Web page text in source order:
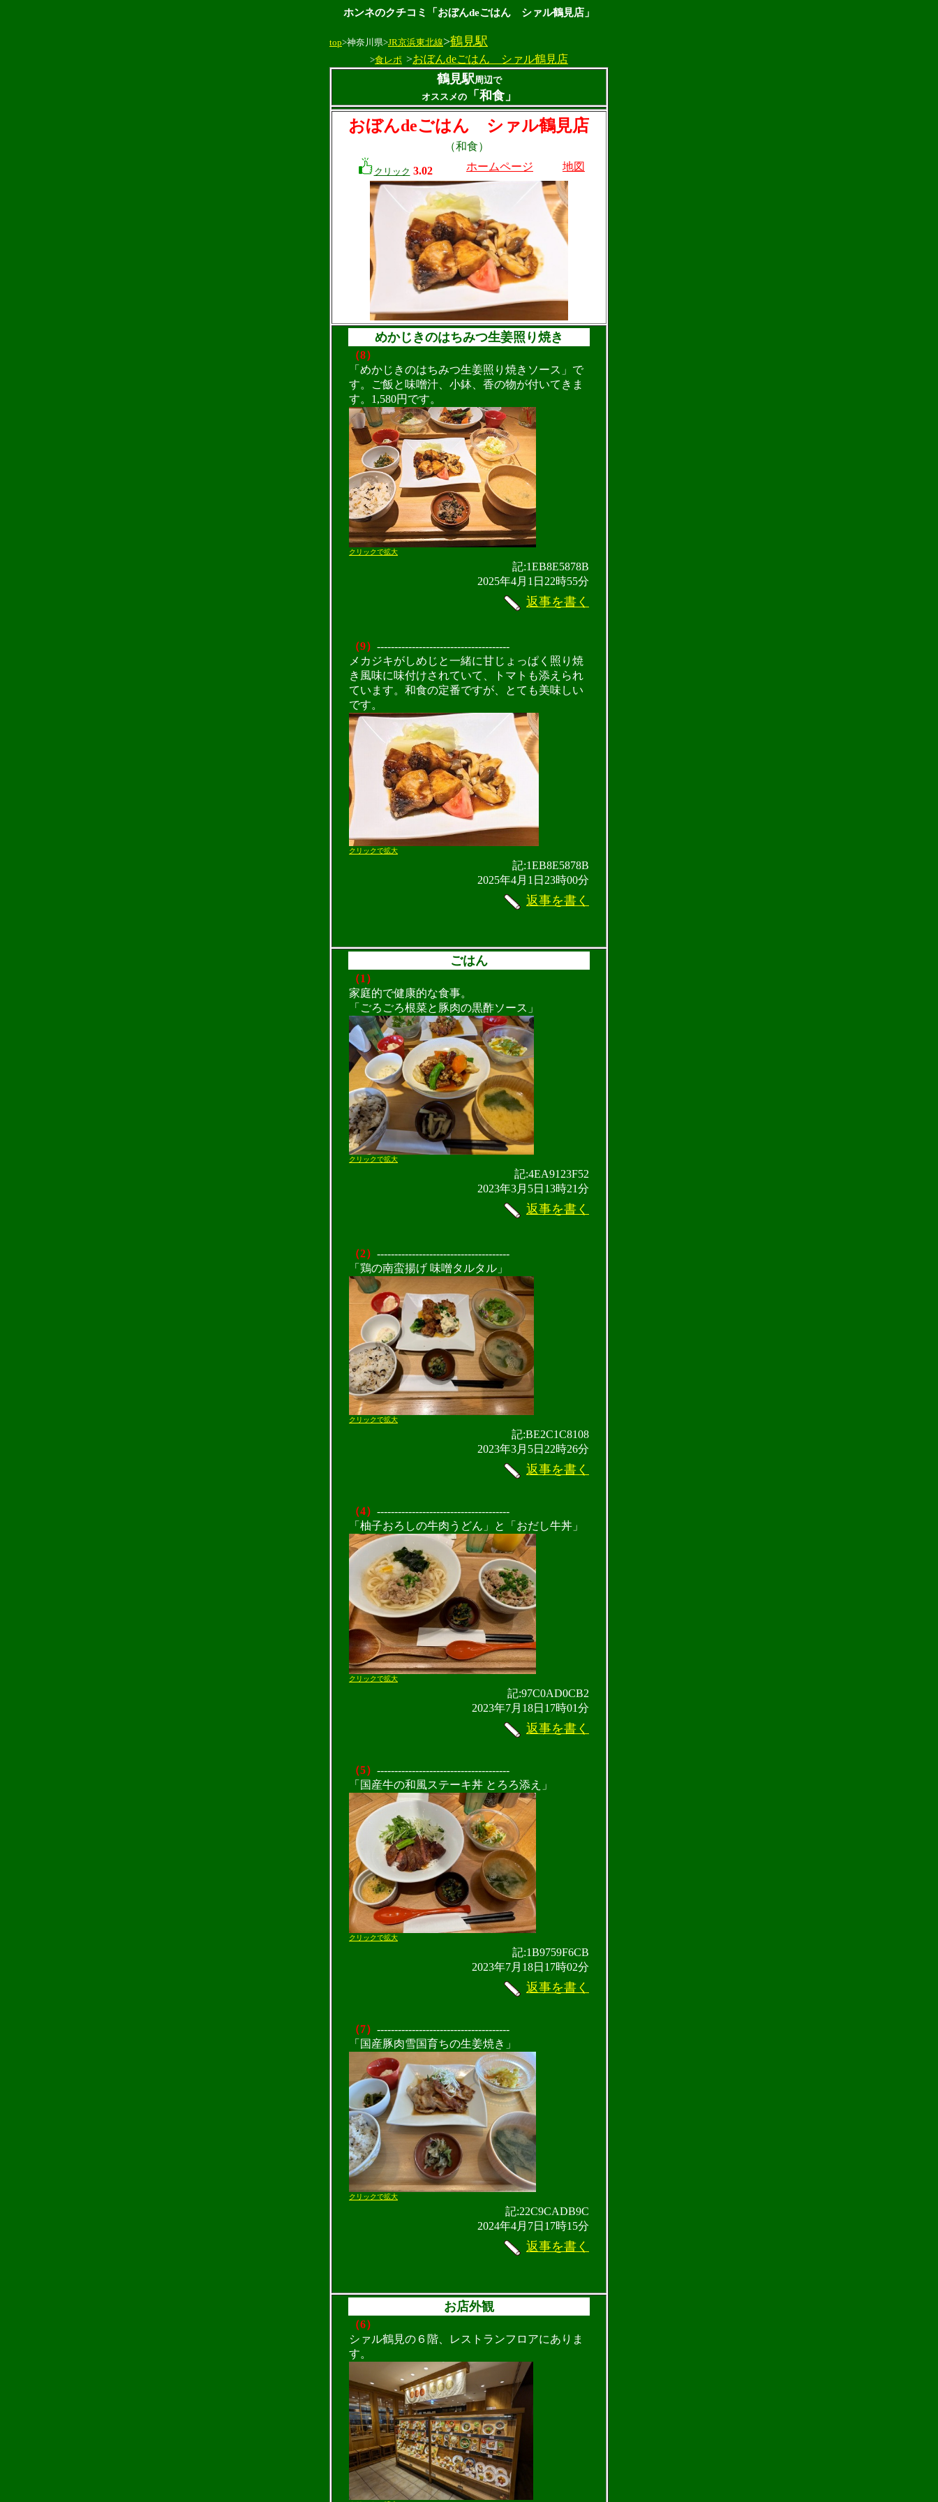
ホンネのクチコミ「おぼんdeごはん シァル鶴見店」
top>神奈川県>JR京浜東北線>鶴見駅
>食レポ >おぼんdeごはん シァル鶴見店
鶴見駅周辺で
オススメの「和食」
おぼんdeごはん シァル鶴見店
（和食）
クリック 3.02 ホームページ 地図
めかじきのはちみつ生姜照り焼き
（8）
「めかじきのはちみつ生姜照り焼きソース」で
す。ご飯と味噌汁、小鉢、香の物が付いてきま
す。1,580円です。
クリックで拡大
記:1EB8E5878B
2025年4月1日22時55分
返事を書く
（9） --------------------------------------
メカジキがしめじと一緒に甘じょっぱく照り焼
き風味に味付けされていて、トマトも添えられ
ています。和食の定番ですが、とても美味しい
です。
クリックで拡大
記:1EB8E5878B
2025年4月1日23時00分
返事を書く
ごはん
（1）
家庭的で健康的な食事。
「ごろごろ根菜と豚肉の黒酢ソース」
クリックで拡大
記:4EA9123F52
2023年3月5日13時21分
返事を書く
（2） --------------------------------------
「鶏の南蛮揚げ 味噌タルタル」
クリックで拡大
記:BE2C1C8108
2023年3月5日22時26分
返事を書く
（4） --------------------------------------
「柚子おろしの牛肉うどん」と「おだし牛丼」
クリックで拡大
記:97C0AD0CB2
2023年7月18日17時01分
返事を書く
（5） --------------------------------------
「国産牛の和風ステーキ丼 とろろ添え」
クリックで拡大
記:1B9759F6CB
2023年7月18日17時02分
返事を書く
（7） --------------------------------------
「国産豚肉雪国育ちの生姜焼き」
クリックで拡大
記:22C9CADB9C
2024年4月7日17時15分
返事を書く
お店外観
（6）
シァル鶴見の６階、レストランフロアにありま
す。